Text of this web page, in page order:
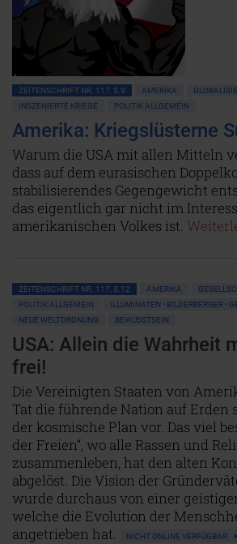
ZEITENSCHRIFT NR. 117, S.9 AMERIKA
INSZENIERTE KRIEGE
POLITIK ALLGEMEIN
Amerika: Kriegslüsterne
Warum die USA mit allen Mitteln
dass auf dem eurasischen
stabilisierendes Gegengewicht
das eigentlich gar nicht im
amerikanischen Volkes ist.
ZEITENSCHRIFT NR. 117, S.12 AMERIKA
POLITIK ALLGEMEIN
ILLUMINATEN • BILDERBERGER •
NEUE WELTORDNUNG
BEWUSSTSEIN
USA: Allein die Wahrheit
frei!
Die Vereinigten Staaten von
Tat die führende Nation auf Erden
der kosmische Plan vor. Das viel
der Freien“, wo alle Rassen und
zusammenleben, hat den alten
abgelöst. Die Vision der
wurde durchaus von einer
welche die Evolution der
angetrieben hat.
NICHT ONLINE VERFÜGBAR